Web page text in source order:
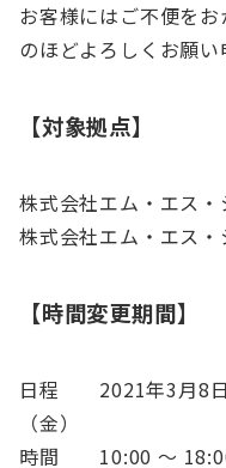
お客様にはご不便を
のほどよろしくお願い
【対象拠点】
株式会社エム・エス
株式会社エム・エス
【時間変更期間】
日程 2021年3月8日
（金）
時間 10:00 〜 18:00